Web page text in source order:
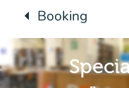
arrow_leftBack to:
Booking